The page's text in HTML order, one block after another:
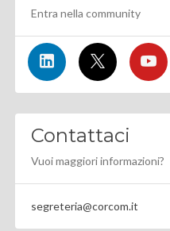
Entra nella community
Contattaci
Vuoi maggiori informazioni?
segreteria@corcom.it